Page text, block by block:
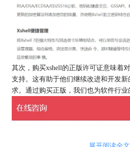
其次，购买xshell的正版许可证意味着
支持。这有助于他们继续改进和开发
求。通过购买正版，我们也为软件行业